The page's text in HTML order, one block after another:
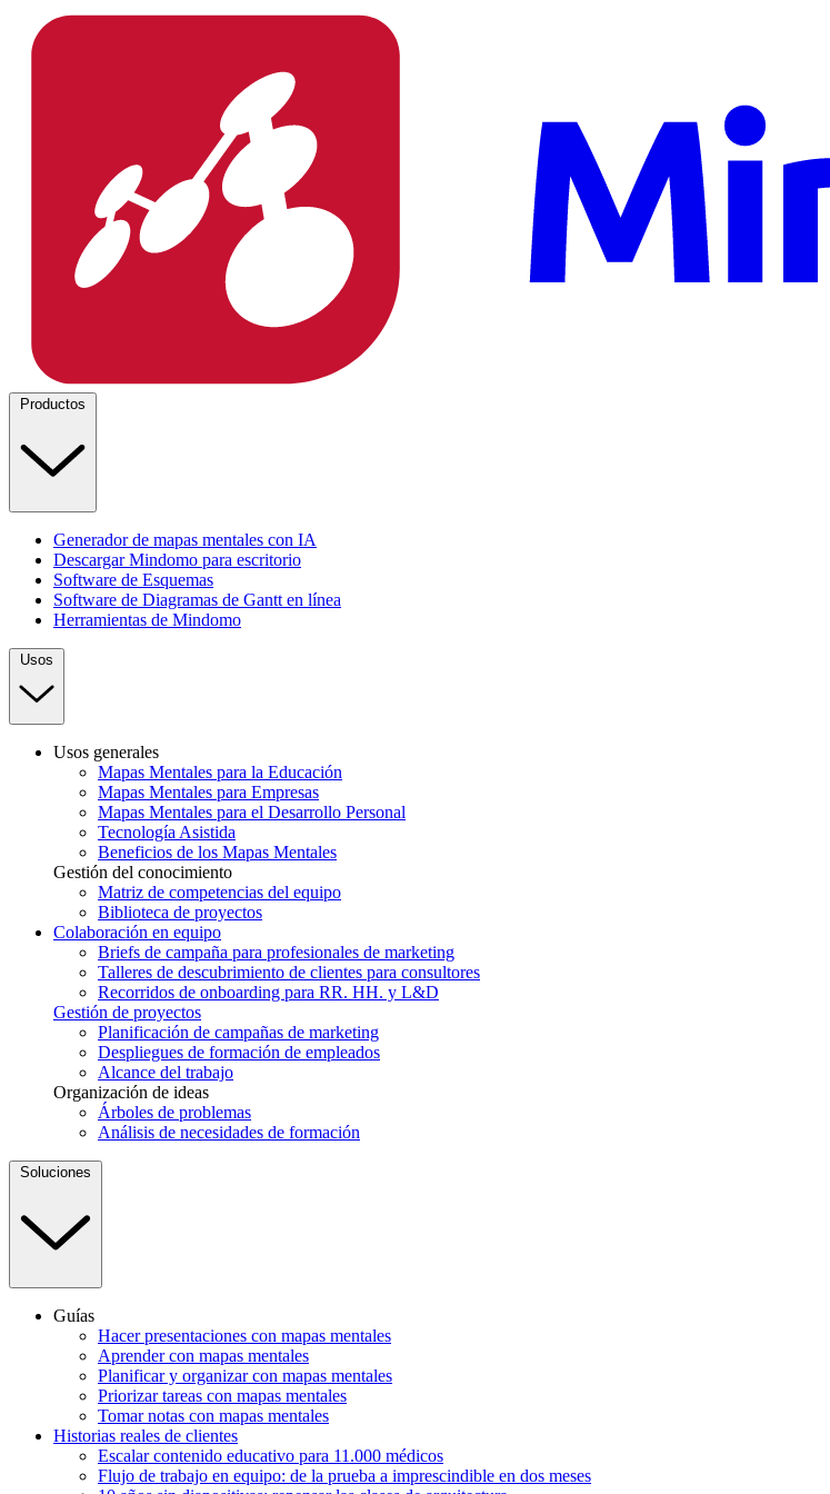
Productos
Generador de mapas mentales con IA
Descargar Mindomo para escritorio
Software de Esquemas
Software de Diagramas de Gantt en línea
Herramientas de Mindomo
Usos
Usos generales
Mapas Mentales para la Educación
Mapas Mentales para Empresas
Mapas Mentales para el Desarrollo Personal
Tecnología Asistida
Beneficios de los Mapas Mentales
Gestión del conocimiento
Matriz de competencias del equipo
Biblioteca de proyectos
Colaboración en equipo
Briefs de campaña para profesionales de marketing
Talleres de descubrimiento de clientes para consultores
Recorridos de onboarding para RR. HH. y L&D
Gestión de proyectos
Planificación de campañas de marketing
Despliegues de formación de empleados
Alcance del trabajo
Organización de ideas
Árboles de problemas
Análisis de necesidades de formación
Soluciones
Guías
Hacer presentaciones con mapas mentales
Aprender con mapas mentales
Planificar y organizar con mapas mentales
Priorizar tareas con mapas mentales
Tomar notas con mapas mentales
Historias reales de clientes
Escalar contenido educativo para 11.000 médicos
Flujo de trabajo en equipo: de la prueba a imprescindible en dos meses